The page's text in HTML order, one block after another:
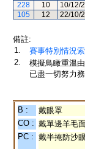
228
10 10/12/
105
12 22/10/
備註:
1.
賽事特別情況索
2.
模擬鳥瞰重溫
已盡一切努力
B : 戴眼罩
CO : 戴單邊羊毛
PC : 戴半掩防沙